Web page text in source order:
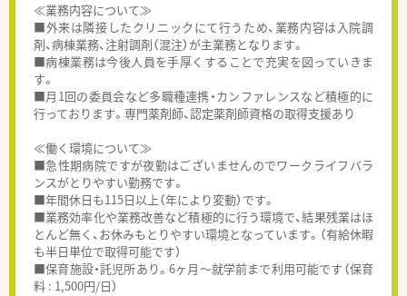
≪業務内容について≫
■外来は隣接したクリニックにて行うため、業務内容は入院調
剤、病棟業務、注射調剤（混注）が主業務となります。
■病棟業務は今後人員を手厚くすることで充実を図っていきま
す。
■月1回の委員会など多職種連携・カンファレンスなど積極的に
行っております。専門薬剤師、認定薬剤師資格の取得支援あり
≪働く環境について≫
■急性期病院ですが夜勤はございませんのでワークライフバラ
ンスがとりやすい勤務です。
■年間休日も115日以上（年により変動）です。
■業務効率化や業務改善など積極的に行う環境で、結果残業はほ
とんど無く、お休みもとりやすい環境となっています。（有給休暇
も半日単位で取得可能です）
■保育施設・託児所あり。6ヶ月～就学前まで利用可能です（保育
料 : 1,500円/日）